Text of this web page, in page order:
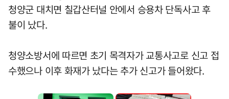
청양군 대치면 칠갑산터널 안에서 승용차 단독사고 후
불이 났다.
청양소방서에 따르면 초기 목격자가 교통사고로 신고 접
수했으나 이후 화재가 났다는 추가 신고가 들어왔다.